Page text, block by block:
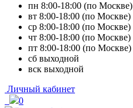
пн 8:00-18:00 (по Москве)
вт 8:00-18:00 (по Москве)
ср 8:00-18:00 (по Москве)
чт 8:00-18:00 (по Москве)
пт 8:00-18:00 (по Москве)
сб выходной
вск выходной
Личный кабинет
0